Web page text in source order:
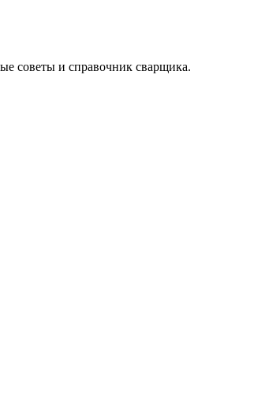
советы и справочник сварщика.